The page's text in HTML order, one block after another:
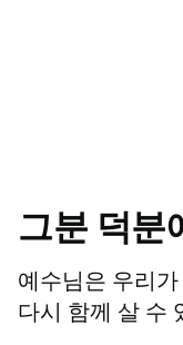
그분 덕분
예수님은 우리
다시 함께 살 수